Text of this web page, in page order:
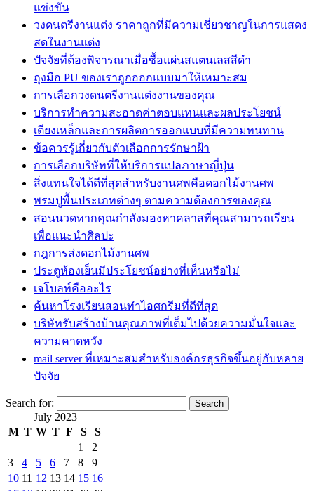
แข่งขัน
วงดนตรีงานแต่ง ราคาถูกที่มีความเชี่ยวชาญในการแสดง
สดในงานแต่ง
ปัจจัยที่ต้องพิจารณาเมื่อซื้อแผ่นสแตนเลสสีดำ
ถุงมือ PU ของเราถูกออกแบบมาให้เหมาะสม
การเลือกวงดนตรีงานแต่งงานของคุณ
บริการทำความสะอาดค่าตอบแทนและผลประโยชน์
เตียงเหล็กและการผลิตการออกแบบที่มีความทนทาน
ข้อควรรู้เกี่ยวกับตัวเลือกการรักษาฝ้า
การเลือกบริษัทที่ให้บริการแปลภาษาญี่ปุ่น
สิ่งแทนใจได้ดีที่สุดสำหรับงานศพคือดอกไม้งานศพ
พรมปูพื้นประเภทต่างๆ ตามความต้องการของคุณ
สอนนวดหากคุณกำลังมองหาคลาสที่คุณสามารถเรียน
เพื่อแนะนำศิลปะ
กฎการส่งดอกไม้งานศพ
ประตูห้องเย็นมีประโยชน์อย่างที่เห็นหรือไม่
เจโบลท์คืออะไร
ค้นหาโรงเรียนสอนทำไอศกรีมที่ดีที่สุด
บริษัทรับสร้างบ้านคุณภาพที่เต็มไปด้วยความมั่นใจและ
ความคาดหวัง
mail server ที่เหมาะสมสำหรับองค์กรธุรกิจขึ้นอยู่กับหลาย
ปัจจัย
Search for:
July 2023
M T W T F S
S
1
2
3
4 5 6 7 8
9
10 11 12 13 14 15 16